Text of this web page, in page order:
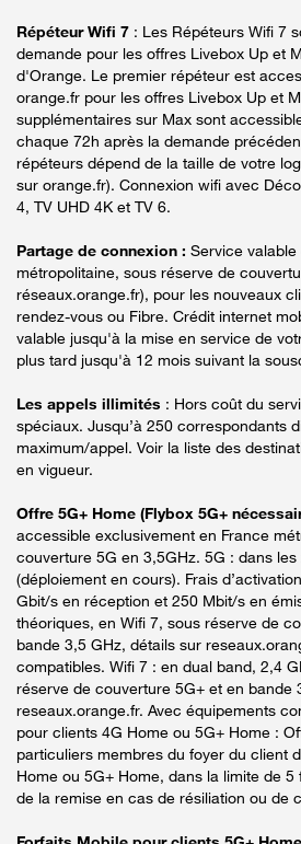
Répéteur Wifi 7 : Les Répéteurs Wifi 7
demande pour les offres Livebox Up et
d'Orange. Le premier répéteur est
orange.fr pour les offres Livebox Up et
supplémentaires sur Max sont
chaque 72h après la demande
répéteurs dépend de la taille de votre
sur orange.fr). Connexion wifi avec
4, TV UHD 4K et TV 6.
Partage de connexion : Service valable
métropolitaine, sous réserve de
réseaux.orange.fr), pour les nouveaux
rendez-vous ou Fibre. Crédit internet
valable jusqu'à la mise en service de
plus tard jusqu'à 12 mois suivant la
Les appels illimités : Hors coût du
spéciaux. Jusqu’à 250 correspondants
maximum/appel. Voir la liste des
en vigueur.
Offre 5G+ Home (Flybox 5G+
accessible exclusivement en France
couverture 5G en 3,5GHz. 5G : dans
(déploiement en cours). Frais
Gbit/s en réception et 250 Mbit/s en
théoriques, en Wifi 7, sous réserve de
bande 3,5 GHz, détails sur
compatibles. Wifi 7 : en dual band, 2,4
réserve de couverture 5G+ et en bande
reseaux.orange.fr. Avec équipements
pour clients 4G Home ou 5G+ Home :
particuliers membres du foyer du client
Home ou 5G+ Home, dans la limite de 5
de la remise en cas de résiliation ou de